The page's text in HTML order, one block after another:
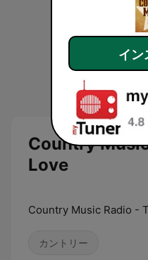
Country
Love
Country Music Radio -
カントリー
イン